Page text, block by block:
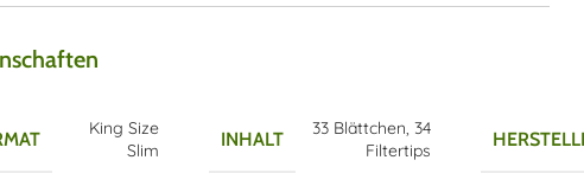
King Size
Slim
INHALT 33 Blättchen, 34
Filtertips